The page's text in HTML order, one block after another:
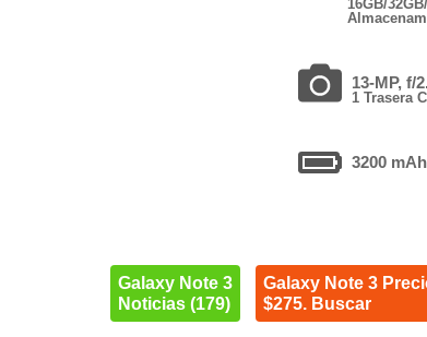
16GB/
13-MP, f/
1 Trasera
3200 mAh
Galaxy Note 3
Noticias (179)
Galaxy Note 3
$275. Buscar